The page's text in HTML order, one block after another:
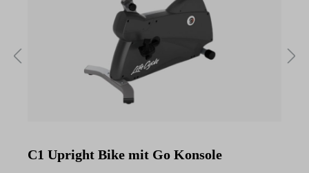
C1 Upright Bike mit Go Konsole